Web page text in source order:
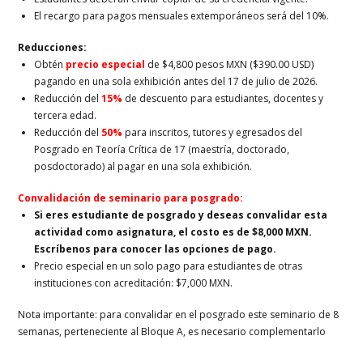
El recargo para pagos mensuales extemporáneos será del 10%.
Reducciones:
Obtén precio especial de $4,800 pesos MXN ($390.00 USD)
pagando en una sola exhibición antes del 17 de julio de 2026.
Reducción del15% de descuento para estudiantes, docentes y
tercera edad.
Reducción del 50% para inscritos, tutores y egresados del
Posgrado en Teoría Crítica de 17 (maestría, doctorado,
posdoctorado) al pagar en una sola exhibición.
Convalidación de seminario para posgrado:
Si eres estudiante de posgrado y deseas convalidar esta
actividad como asignatura, el costo es de $8,000 MXN.
Escríbenos para conocer las opciones de pago.
Precio especial en un solo pago para estudiantes de otras
instituciones con acreditación: $7,000 MXN.
Nota importante: para convalidar en el posgrado este seminario de 8
semanas, perteneciente al Bloque A, es necesario complementarlo